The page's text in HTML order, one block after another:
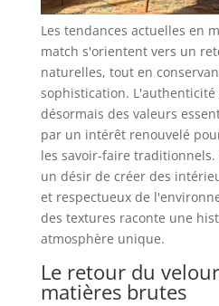
Les tendances actuelles en
match s'orientent vers un
naturelles, tout en
sophistication.
désormais des valeurs
par un intérêt renouvelé
les savoir-faire
un désir de créer des
et respectueux de
des textures raconte une
atmosphère unique.
Le retour du
matières brutes